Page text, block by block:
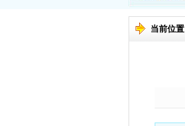
当前位置